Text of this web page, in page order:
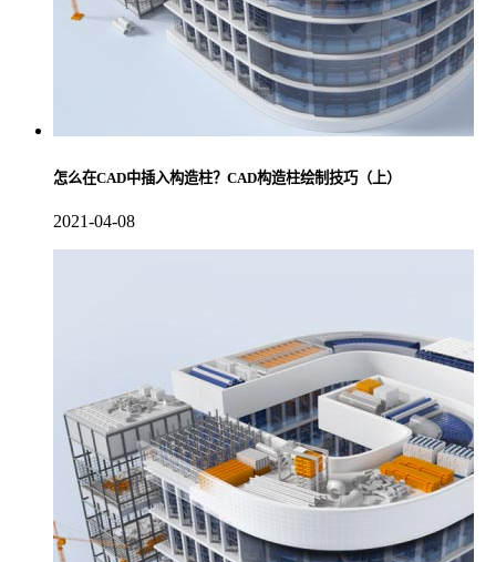
怎么在CAD中插入构造柱？CAD构造柱绘制技巧（上）
2021-04-08